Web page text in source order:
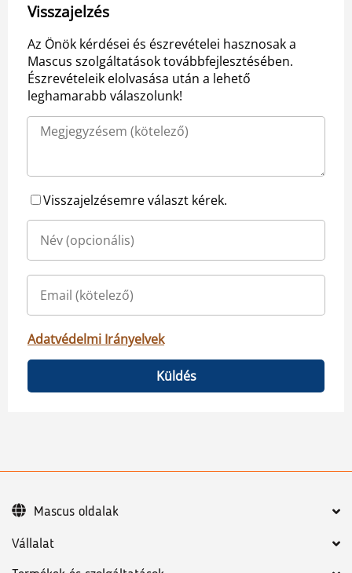
Visszajelzés
Az Önök kérdései és észrevételei hasznosak a
Mascus szolgáltatások továbbfejlesztésében.
Észrevételeik elolvasása után a lehető
leghamarabb válaszolunk!
Visszajelzésemre választ kérek.
Adatvédelmi Irányelvek
Küldés
Vállalat
Mascus oldalak